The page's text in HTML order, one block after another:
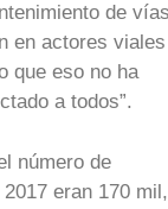
de
en actores viales
que eso no ha
a todos”.
número de
eran 170 mil,